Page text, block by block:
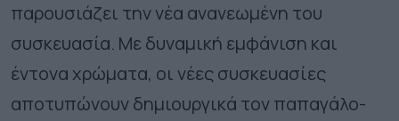
παρουσιάζει την νέα ανανεωμένη του
συσκευασία. Με δυναμική εμφάνιση και
έντονα χρώματα, οι νέες συσκευασίες
αποτυπώνουν δημιουργικά τον παπαγάλο-